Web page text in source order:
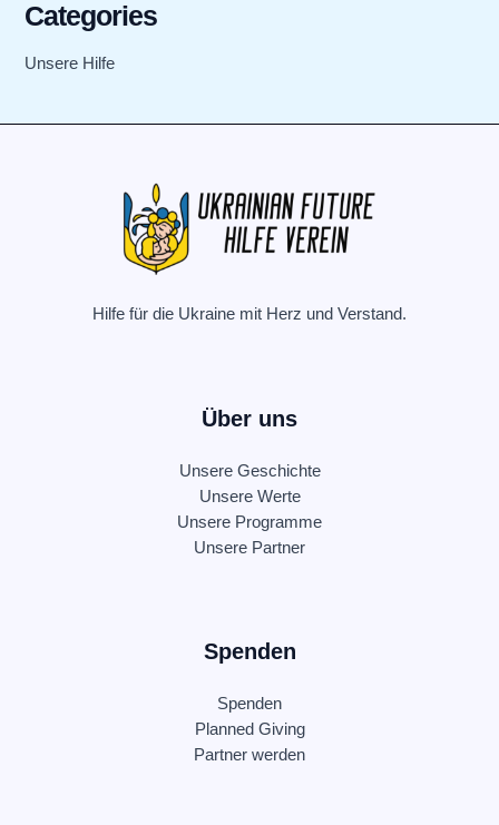
Categories
Unsere Hilfe
Hilfe für die Ukraine mit Herz und Verstand.
Über uns
Unsere Geschichte
Unsere Werte
Unsere Programme
Unsere Partner
Spenden
Spenden
Planned Giving
Partner werden